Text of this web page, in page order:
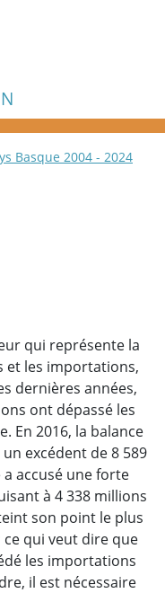
Basque 2004 - 2024
qui représente la
et les importations,
dernières années,
ont dépassé les
En 2016, la balance
excédent de 8 589
a accusé une forte
à 4 338 millions
son point le plus
ce qui veut dire que
les importations
il est nécessaire